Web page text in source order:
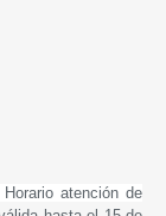
atención de